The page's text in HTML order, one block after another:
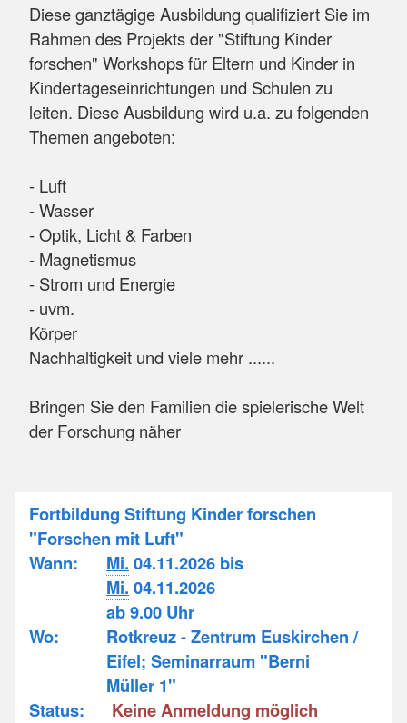
Diese ganztägige Ausbildung qualifiziert Sie im
Rahmen des Projekts der "Stiftung Kinder
forschen" Workshops für Eltern und Kinder in
Kindertageseinrichtungen und Schulen zu
leiten. Diese Ausbildung wird u.a. zu folgenden
Themen angeboten:
- Luft
- Wasser
- Optik, Licht & Farben
- Magnetismus
- Strom und Energie
- uvm.
Körper
Nachhaltigkeit und viele mehr ......
Bringen Sie den Familien die spielerische Welt
der Forschung näher
Fortbildung Stiftung Kinder forschen
"Forschen mit Luft"
Wann:
Mi. 04.11.2026 bis
Mi. 04.11.2026
ab 9.00 Uhr
Wo:
Rotkreuz - Zentrum Euskirchen /
Eifel; Seminarraum "Berni
Müller 1"
Status:
Keine Anmeldung möglich